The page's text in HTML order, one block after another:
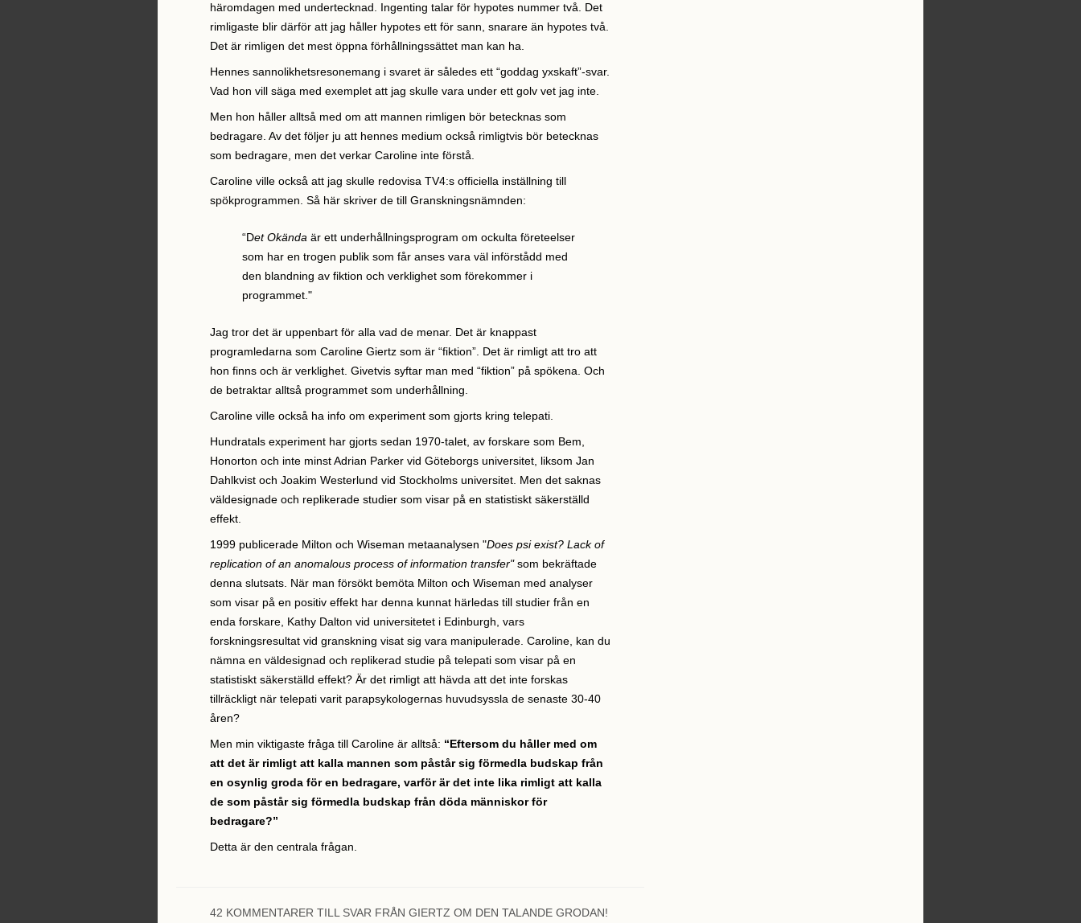
häromdagen med undertecknad. Ingenting talar för hypotes nummer två. Det
rimligaste blir därför att jag håller hypotes ett för sann, snarare än hypotes två.
Det är rimligen det mest öppna förhållningssättet man kan ha.
Hennes sannolikhetsresonemang i svaret är således ett “goddag yxskaft”-svar.
Vad hon vill säga med exemplet att jag skulle vara under ett golv vet jag inte.
Men hon håller alltså med om att mannen rimligen bör betecknas som
bedragare. Av det följer ju att hennes medium också rimligtvis bör betecknas
som bedragare, men det verkar Caroline inte förstå.
Caroline ville också att jag skulle redovisa TV4:s officiella inställning till
spökprogrammen. Så här skriver de till Granskningsnämnden:
“Det Okända är ett underhållningsprogram om ockulta företeelser
som har en trogen publik som får anses vara väl införstådd med
den blandning av fiktion och verklighet som förekommer i
programmet."
Jag tror det är uppenbart för alla vad de menar. Det är knappast
programledarna som Caroline Giertz som är “fiktion”. Det är rimligt att tro att
hon finns och är verklighet. Givetvis syftar man med “fiktion” på spökena. Och
de betraktar alltså programmet som underhållning.
Caroline ville också ha info om experiment som gjorts kring telepati.
Hundratals experiment har gjorts sedan 1970-talet, av forskare som Bem,
Honorton och inte minst Adrian Parker vid Göteborgs universitet, liksom Jan
Dahlkvist och Joakim Westerlund vid Stockholms universitet. Men det saknas
väldesignade och replikerade studier som visar på en statistiskt säkerställd
effekt.
1999 publicerade Milton och Wiseman metaanalysen "Does psi exist? Lack of
replication of an anomalous process of information transfer"som bekräftade
denna slutsats. När man försökt bemöta Milton och Wiseman med analyser
som visar på en positiv effekt har denna kunnat härledas till studier från en
enda forskare, Kathy Dalton vid universitetet i Edinburgh, vars
forskningsresultat vid granskning visat sig vara manipulerade. Caroline, kan du
nämna en väldesignad och replikerad studie på telepati som visar på en
statistiskt säkerställd effekt? Är det rimligt att hävda att det inte forskas
tillräckligt när telepati varit parapsykologernas huvudsyssla de senaste 30-40
åren?
Men min viktigaste fråga till Caroline är alltså: “Eftersom du håller med om
att det är rimligt att kalla mannen som påstår sig förmedla budskap från
en osynlig groda för en bedragare, varför är det inte lika rimligt att kalla
de som påstår sig förmedla budskap från döda människor för
bedragare?”
Detta är den centrala frågan.
42 KOMMENTARER TILL SVAR FRÅN GIERTZ OM DEN TALANDE GRODAN!